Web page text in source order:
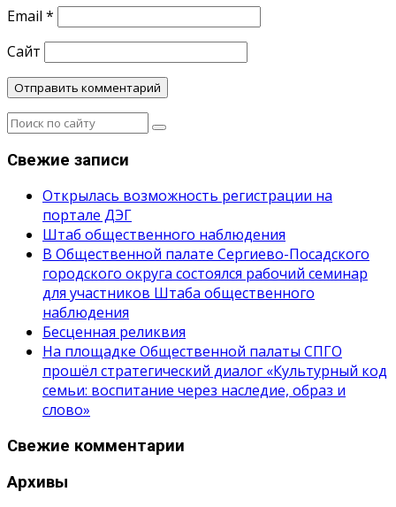
Email *
Сайт
Свежие записи
Открылась возможность регистрации на
портале ДЭГ
Штаб общественного наблюдения
В Общественной палате Сергиево-Посадского
городского округа состоялся рабочий семинар
для участников Штаба общественного
наблюдения
Бесценная реликвия
На площадке Общественной палаты СПГО
прошёл стратегический диалог «Культурный код
семьи: воспитание через наследие, образ и
слово»
Свежие комментарии
Архивы